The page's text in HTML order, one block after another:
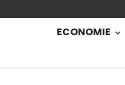
ECONOMIE